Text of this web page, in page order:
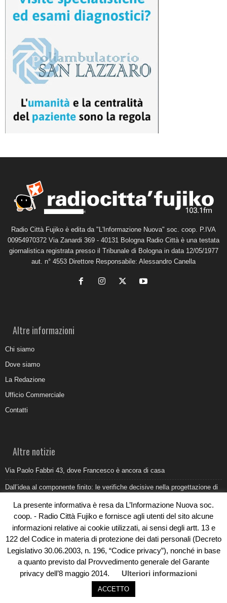
Radio Città Fujiko è edita da "L'Informazione Nuova" soc. coop. P.IVA
00954970372 Via Zanardi 369 - 40131 Bologna Radio Città è una testata
giornalistica registrata presso il Tribunale di Bologna in data 12/05/1977
aut. n° 4553 Direttore Responsabile: Alessandro Canella
Altre informazioni
Chi siamo
Dove siamo
La Redazione
Ufficio Commerciale
Contatti
Altre notizie
Via Paolo Fabbri 43, dove Francesco è ancora di casa
Dall’idea al componente finito: le verifiche decisive nella progettazione di
Belvedere Marittimo e il report ARPACAL 2026 sulla qualità del mare
Come organizzare e allestire una camera ardente per l’ultimo saluto
Umidità di risalita in casa, come riconoscere i segnali veri
© Copyright 2019 - Rivoluzioni Digitali
La presente informativa è resa da L’Informazione Nuova soc.
coop. - Radio Città Fujiko e fornisce agli utenti del sito alcune
informazioni relative ai cookie utilizzati, ai sensi degli artt. 13 e
122 del Codice in materia di protezione dei dati personali (Decreto
Legislativo 30.06.2003, n. 196, “Codice privacy”), nonché in base
a quanto previsto dal Provvedimento generale del Garante
privacy dell’8 maggio 2014.
Ulteriori informazioni
ACCETTO